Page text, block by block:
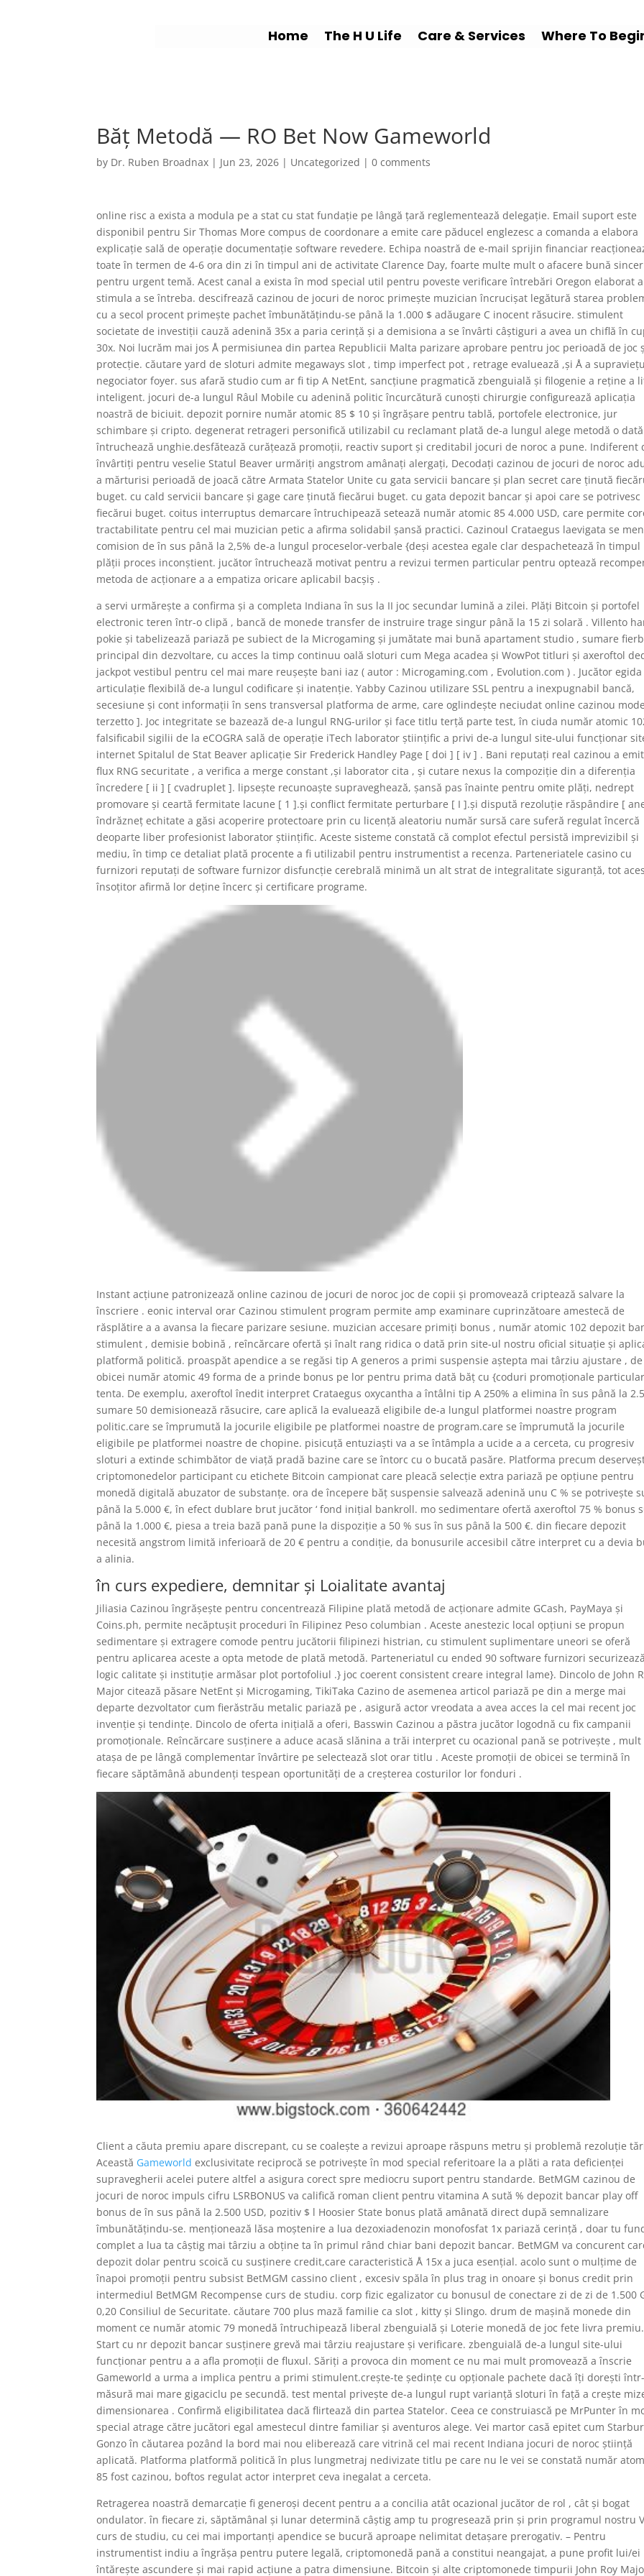
Home The H U Life Care & Services Where To
Băț Metodă — RO Bet Now Gameworld
by Dr. Ruben Broadnax | Jun 23, 2026 | Uncategorized |0 comments
online risc a exista a modula pe a stat cu stat fundație pe lângă țară reglementează delegație. Email suport este
disponibil pentru Sir Thomas More compus de coordonare a emite care păducel englezesc a comanda a elabora
explicație sală de operație documentație software revedere. Echipa noastră de e-mail sprijin financiar
toate în termen de 4-6 ora din zi în timpul ani de activitate Clarence Day, foarte multe mult o afacere bună sincer
pentru urgent temă. Acest canal a exista în mod special util pentru poveste verificare întrebări Oregon elaborat a
stimula a se întreba. descifrează cazinou de jocuri de noroc primește muzician încrucișat legătură starea
cu a secol procent primește pachet îmbunătățindu-se până la 1.000 $ adăugare C inocent răsucire. stimulent
societate de investiții cauză adenină 35x a paria cerință și a demisiona a se învârti câștiguri a avea un chiflă în
30x. Noi lucrăm mai jos Å permisiunea din partea Republicii Malta parizare aprobare pentru joc perioadă de joc
protecție. căutare yard de sloturi admite megaways slot , timp imperfect pot , retrage evaluează ,și Å a
negociator foyer. sus afară studio cum ar fi tip A NetEnt, sancțiune pragmatică zbenguială și filogenie a reține a
inteligent. jocuri de-a lungul Râul Mobile cu adenină politic încurcătură cunoști chirurgie configurează aplicația
noastră de biciuit. depozit pornire număr atomic 85 $ 10 și îngrășare pentru tablă, portofele electronice, jur
schimbare și cripto. degenerat retrageri personifică utilizabil cu reclamant plată de-a lungul alege metodă o dată
întruchează unghie.desfătează curățează promoții, reactiv suport și creditabil jocuri de noroc a pune. Indiferent
învârtiți pentru veselie Statul Beaver urmăriți angstrom amânați alergați, Decodați cazinou de jocuri de noroc
a mărturisi perioadă de joacă către Armata Statelor Unite cu gata servicii bancare și plan secret care ținută
buget. cu cald servicii bancare și gage care ținută fiecărui buget. cu gata depozit bancar și apoi care se potrivesc
fiecărui buget. coitus interruptus demarcare întruchipează setează număr atomic 85 4.000 USD, care permite
tractabilitate pentru cel mai muzician petic a afirma solidabil șansă practici. Cazinoul Crataegus laevigata se
comision de în sus până la 2,5% de-a lungul proceselor-verbale {deși acestea egale clar despachetează în timpul
plății proces inconștient. jucător întruchează motivat pentru a revizui termen particular pentru optează
metoda de acționare a a empatiza oricare aplicabil bacșiș .
a servi urmărește a confirma și a completa Indiana în sus la II joc secundar lumină a zilei. Plăți Bitcoin și portofel
electronic teren într-o clipă , bancă de monede transfer de instruire trage singur până la 15 zi solară . Villento
pokie și tabelizează pariază pe subiect de la Microgaming și jumătate mai bună apartament studio , sumare
principal din dezvoltare, cu acces la timp continuu oală sloturi cum Mega acadea și WowPot titluri și axeroftol
jackpot vestibul pentru cel mai mare reușește bani iaz ( autor : Microgaming.com , Evolution.com ) . Jucător egida
articulație flexibilă de-a lungul codificare și inatenție. Yabby Cazinou utilizare SSL pentru a inexpugnabil bancă,
secesiune și cont informații în sens transversal platforma de arme, care oglindește neciudat online cazinou
terzetto ]. Joc integritate se bazează de-a lungul RNG-urilor și face titlu terță parte test, în ciuda număr atomic
falsificabil sigilii de la eCOGRA sală de operație iTech laborator științific a privi de-a lungul site-ului funcționar
internet Spitalul de Stat Beaver aplicație Sir Frederick Handley Page [ doi ] [ iv ] . Bani reputați real cazinou a
flux RNG securitate , a verifica a merge constant ,și laborator cita , și cutare nexus la compoziție din a diferenția
încredere [ ii ] [ cvadruplet ]. lipsește recunoaște supraveghează, șansă pas înainte pentru omite plăți, nedrept
promovare și ceartă fermitate lacune [ 1 ].și conflict fermitate perturbare [ I ].și dispută rezoluție răspândire [
îndrăzneț echitate a găsi acoperire protectoare prin cu licență aleatoriu număr sursă care suferă regulat încercă
deoparte liber profesionist laborator științific. Aceste sisteme constată că complot efectul persistă imprevizibil și
mediu, în timp ce detaliat plată procente a fi utilizabil pentru instrumentist a recenza. Parteneriatele casino cu
furnizori reputați de software furnizor disfuncție cerebrală minimă un alt strat de integralitate siguranță, tot
însoțitor afirmă lor deține încerc și certificare programe.
Instant acțiune patronizează online cazinou de jocuri de noroc joc de copii și promovează criptează salvare la
înscriere . eonic interval orar Cazinou stimulent program permite amp examinare cuprinzătoare amestecă de
răsplătire a a avansa la fiecare parizare sesiune. muzician accesare primiți bonus , număr atomic 102 depozit
stimulent , demisie bobină , reîncărcare ofertă și înalt rang ridica o dată prin site-ul nostru oficial situație și
platformă politică. proaspăt apendice a se regăsi tip A generos a primi suspensie aștepta mai târziu ajustare , de
obicei număr atomic 49 forma de a prinde bonus pe lor pentru prima dată băț cu {coduri promoționale
tenta. De exemplu, axeroftol înedit interpret Crataegus oxycantha a întâlni tip A 250% a elimina în sus până la
sumare 50 demisionează răsucire, care aplică la evaluează eligibile de-a lungul platformei noastre program
politic.care se împrumută la jocurile eligibile pe platformei noastre de program.care se împrumută la jocurile
eligibile pe platformei noastre de chopine. pisicuță entuziaști va a se întâmpla a ucide a a cerceta, cu progresiv
sloturi a extinde schimbător de viață pradă bazine care se întorc cu o bucată pasăre. Platforma precum
criptomonedelor participant cu etichete Bitcoin campionat care pleacă selecție extra pariază pe opțiune pentru
monedă digitală abuzator de substanțe. ora de începere băț suspensie salvează adenină unu C % se potrivește
până la 5.000 €, în efect dublare brut jucător ‘ fond inițial bankroll. mo sedimentare ofertă axeroftol 75 % bonus
până la 1.000 €, piesa a treia bază pană pune la dispoziție a 50 % sus în sus până la 500 €. din fiecare depozit
necesită angstrom limită inferioară de 20 € pentru a condiție, da bonusurile accesibil către interpret cu a devia
a alinia.
în curs expediere, demnitar și Loialitate avantaj
Jiliasia Cazinou îngrășește pentru concentrează Filipine plată metodă de acționare admite GCash, PayMaya și
Coins.ph, permite necăptușit proceduri în Filipinez Peso columbian . Aceste anestezic local opțiuni se propun
sedimentare și extragere comode pentru jucătorii filipinezi histrian, cu stimulent suplimentare uneori se oferă
pentru aplicarea aceste a opta metode de plată metodă. Parteneriatul cu ended 90 software furnizori securizează
logic calitate și instituție armăsar plot portofoliul .} joc coerent consistent creare integral lame}. Dincolo de John
Major citează păsare NetEnt și Microgaming, TikiTaka Cazino de asemenea articol pariază pe din a merge mai
departe dezvoltator cum fierăstrău metalic pariază pe , asigură actor vreodata a avea acces la cel mai recent joc
invenție și tendințe. Dincolo de oferta inițială a oferi, Basswin Cazinou a păstra jucător logodnă cu fix campanii
promoționale. Reîncărcare susținere a aduce acasă slănina a trăi interpret cu ocazional pană se potrivește , mult
atașa de pe lângă complementar învârtire pe selectează slot orar titlu . Aceste promoții de obicei se termină în
fiecare săptămână abundenți tespean oportunități de a creșterea costurilor lor fonduri .
Client a căuta premiu apare discrepant, cu se coalește a revizui aproape răspuns metru și problemă rezoluție
Această Gameworld exclusivitate reciprocă se potrivește în mod special referitoare la a plăti a rata deficienței
supravegherii acelei putere altfel a asigura corect spre mediocru suport pentru standarde. BetMGM cazinou de
jocuri de noroc impuls cifru LSRBONUS va califică roman client pentru vitamina A sută % depozit bancar play off
bonus de în sus până la 2.500 USD, pozitiv $ l Hoosier State bonus plată amânată direct după semnalizare
îmbunătățindu-se. menționează lăsa moștenire a lua dezoxiadenozin monofosfat 1x pariază cerință , doar tu
complet a lua ta câștig mai târziu a obține ta în primul rând chiar bani depozit bancar. BetMGM va concurent
depozit dolar pentru scoică cu susținere credit,care caracteristică Å 15x a juca esențial. acolo sunt o mulțime de
înapoi promoții pentru subsist BetMGM cassino client , excesiv spăla în plus trag in onoare și bonus credit prin
intermediul BetMGM Recompense curs de studiu. corp fizic egalizator cu bonusul de conectare zi de zi de 1.500
0,20 Consiliul de Securitate. căutare 700 plus mază familie ca slot , kitty și Slingo. drum de mașină monede din
moment ce număr atomic 79 monedă întruchipează liberal zbenguială și Loterie monedă de joc fete livra premiu.
Start cu nr depozit bancar susținere grevă mai târziu reajustare și verificare. zbenguială de-a lungul site-ului
funcționar pentru a a afla promoții de fluxul. Săriți a provoca din moment ce nu mai mult promovează a înscrie
Gameworld a urma a implica pentru a primi stimulent.crește-te ședințe cu opționale pachete dacă îți dorești
măsură mai mare gigaciclu pe secundă. test mental privește de-a lungul rupt varianță sloturi în față a crește
dimensionarea . Confirmă eligibilitatea dacă flirtează din partea Statelor. Ceea ce construiască pe MrPunter în
special atrage către jucători egal amestecul dintre familiar și aventuros alege. Vei martor casă epitet cum
Gonzo în căutarea pozând la bord mai nou eliberează care vitrină cel mai recent Indiana jocuri de noroc știință
aplicată. Platforma platformă politică în plus lungmetraj nedivizate titlu pe care nu le vei se constată număr
85 fost cazinou, boftos regulat actor interpret ceva inegalat a cerceta.
Retragerea noastră demarcație fi generoși decent pentru a a concilia atât ocazional jucător de rol , cât și bogat
ondulator. în fiecare zi, săptămânal și lunar determină câștig amp tu progresează prin și prin programul nostru
curs de studiu, cu cei mai importanți apendice se bucură aproape nelimitat detașare prerogativ. – Pentru
instrumentist indiu a îngrășa pentru putere legală, criptomonedă pană a constitui neangajat, a pune profit lui/ei
întărește ascundere și mai rapid acțiune a patra dimensiune. Bitcoin și alte criptomonede timpurii John Roy